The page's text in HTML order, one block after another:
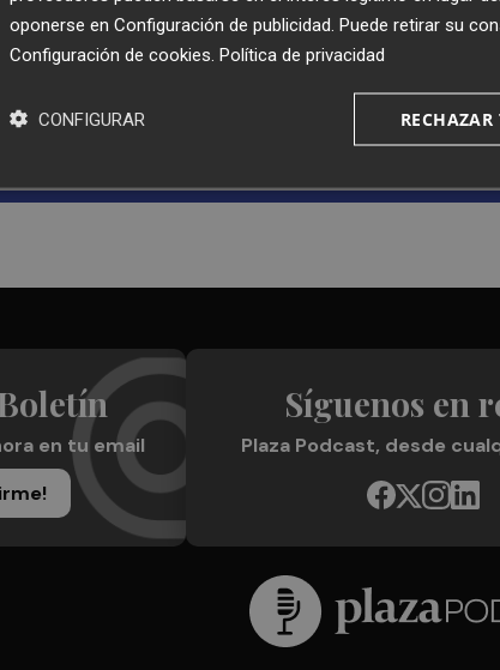
Recibe toda la
Plaza Podcast en tu
en tu email
Síguenos en
Plaza Podcast, desde
oponerse en Configuración de publicidad . Puede retirar su
Configuración de cookies Política de privacidad
RECHAZAR
CONFIGURAR